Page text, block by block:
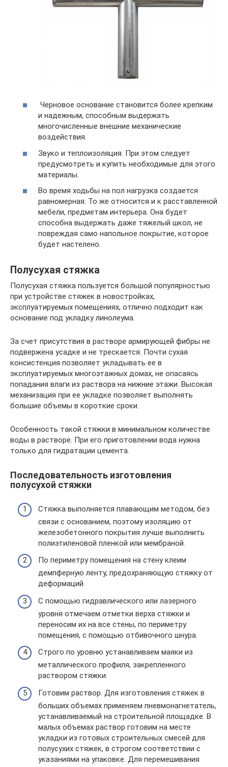
Черновое основание становится более крепким
и надежным, способным выдержать
многочисленные внешние механические
воздействия.
Звуко и теплоизоляция. При этом следует
предусмотреть и купить необходимые для этого
материалы.
Во время ходьбы на пол нагрузка создается
равномерная. То же относится и к расставленной
мебели, предметам интерьера. Она будет
способна выдержать даже тяжелый школ, не
повреждая само напольное покрытие, которое
будет настелено.
Полусухая стяжка
Полусухая стяжка пользуется большой популярностью
при устройстве стяжек в новостройках,
эксплуатируемых помещениях, отлично подходит как
основание под укладку линолеума.
За счет присутствия в растворе армирующей фибры не
подвержена усадке и не трескается. Почти сухая
консистенция позволяет укладывать ее в
эксплуатируемых многоэтажных домах, не опасаясь
попадания влаги из раствора на нижние этажи. Высокая
механизация при ее укладке позволяет выполнять
большие объемы в короткие сроки.
Особенность такой стяжки в минимальном количестве
воды в растворе. При его приготовлении вода нужна
только для гидратации цемента.
Последовательность изготовления
полусухой стяжки
Стяжка выполняется плавающим методом, без
связи с основанием, поэтому изоляцию от
железобетонного покрытия лучше выполнить
полиэтиленовой пленкой или мембраной.
По периметру помещения на стену клеим
демпферную ленту, предохраняющую стяжку от
деформаций.
С помощью гидравлического или лазерного
уровня отмечаем отметки верха стяжки и
переносим их на все стены, по периметру
помещения, с помощью отбивочного шнура.
Строго по уровню устанавливаем маяки из
металлического профиля, закрепленного
раствором стяжки.
Готовим раствор. Для изготовления стяжек в
больших объемах применяем пневмонагнетатель,
устанавливаемый на строительной площадке. В
малых объемах раствор готовим на месте
укладки из готовых строительных смесей для
полусухих стяжек, в строгом соответствии с
указаниями на упаковке. Для перемешивания